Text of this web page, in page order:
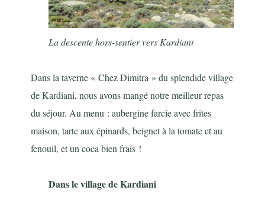
La descente hors-sentier vers Kardiani
Dans la taverne « Chez Dimitra » du splendide village
de Kardiani, nous avons mangé notre meilleur repas
du séjour. Au menu : aubergine farcie avec frites
maison, tarte aux épinards, beignet à la tomate et au
fenouil, et un coca bien frais !
Dans le village de Kardiani